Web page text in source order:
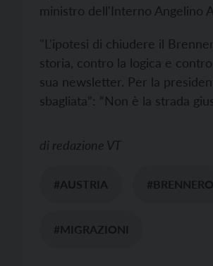
ministro dell'Interno Angelino
"L'ipotesi di chiudere il
storia, contro la logica e
sua newsletter. Per la
sbagliata”: “Non è la strada
di redazione VT
#AUSTRIA #BRENNERO
#MIGRAZIONI